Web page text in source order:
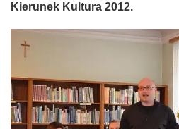
Kierunek Kultura 2012.